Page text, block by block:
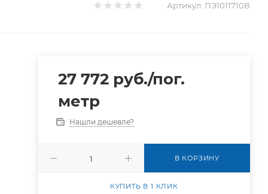
Артикул: ПЭ1011710В
27 772руб./пог.
метр
Нашли дешевле?
В КОРЗИНУ
КУПИТЬ В 1 КЛИК